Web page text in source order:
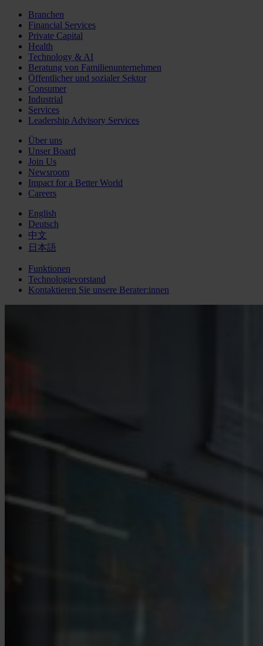
Branchen
Financial Services
Private Capital
Health
Technology & AI
Beratung von Familienunternehmen
Öffentlicher und sozialer Sektor
Consumer
Industrial
Services
Leadership Advisory Services
Über uns
Unser Board
Join Us
Newsroom
Impact for a Better World
Careers
English
Deutsch
中文
日本語
Funktionen
Technologievorstand
Kontaktieren Sie unsere Berater:innen